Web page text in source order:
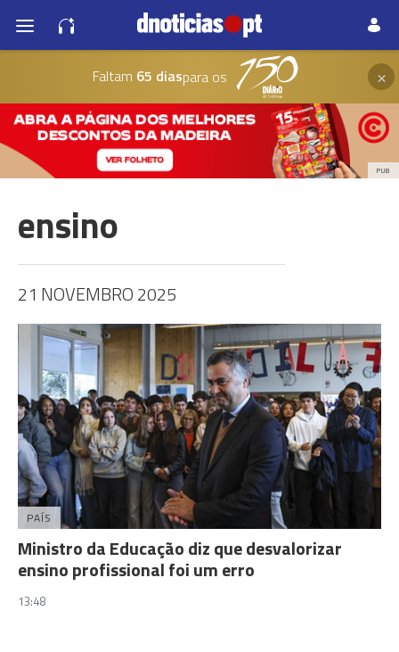
Faltam 65 diaspara os ×
PUB
ensino
21 NOVEMBRO 2025
PAÍS
Ministro da Educação diz que desvalorizar
ensino profissional foi um erro
13:48